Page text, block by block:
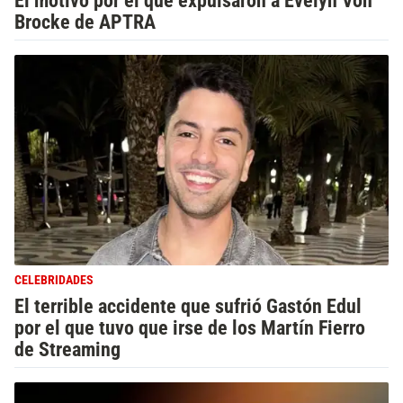
Brocke de APTRA
CELEBRIDADES
El terrible accidente que sufrió Gastón Edul
por el que tuvo que irse de los Martín Fierro
de Streaming